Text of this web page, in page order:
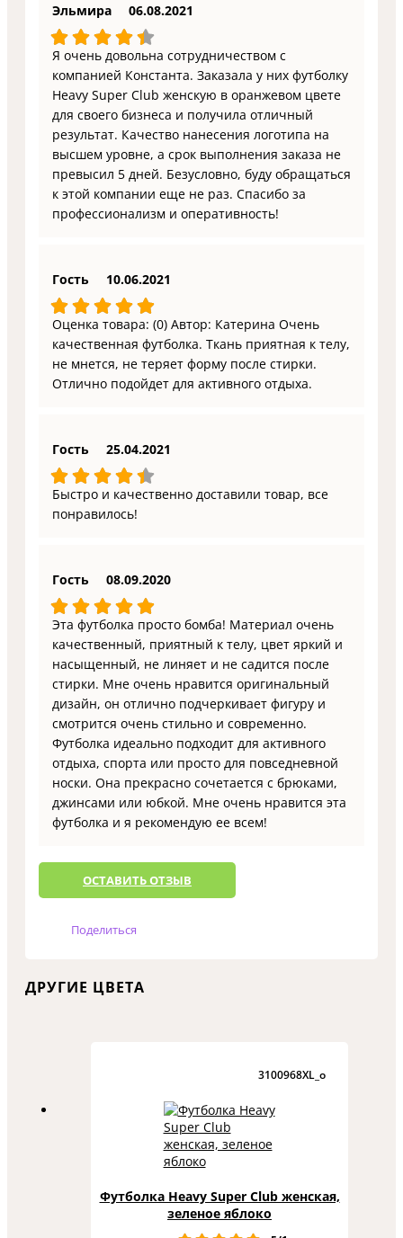
Эльмира 06.08.2021
Я очень довольна сотрудничеством с
компанией Константа. Заказала у них футболку
Heavy Super Club женскую в оранжевом цвете
для своего бизнеса и получила отличный
результат. Качество нанесения логотипа на
высшем уровне, а срок выполнения заказа не
превысил 5 дней. Безусловно, буду обращаться
к этой компании еще не раз. Спасибо за
профессионализм и оперативность!
Гость 10.06.2021
Оценка товара: (0) Автор: Катерина Очень
качественная футболка. Ткань приятная к телу,
не мнется, не теряет форму после стирки.
Отлично подойдет для активного отдыха.
Гость 25.04.2021
Быстро и качественно доставили товар, все
понравилось!
Гость 08.09.2020
Эта футболка просто бомба! Материал очень
качественный, приятный к телу, цвет яркий и
насыщенный, не линяет и не садится после
стирки. Мне очень нравится оригинальный
дизайн, он отлично подчеркивает фигуру и
смотрится очень стильно и современно.
Футболка идеально подходит для активного
отдыха, спорта или просто для повседневной
носки. Она прекрасно сочетается с брюками,
джинсами или юбкой. Мне очень нравится эта
футболка и я рекомендую ее всем!
ОCТАВИТЬ ОТЗЫВ
Поделиться
ДРУГИЕ ЦВЕТА
3100968XL_o
Футболка Heavy Super Club женская,
зеленое яблоко